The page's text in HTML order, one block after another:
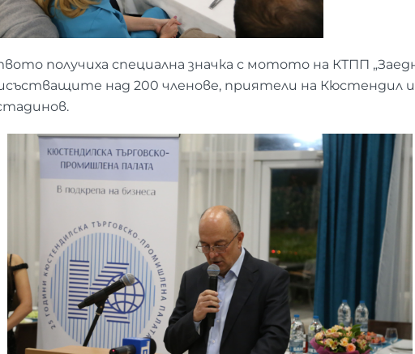
получиха специална значка с мотото на КТПП
над 200 членове, приятели на Кюстендил